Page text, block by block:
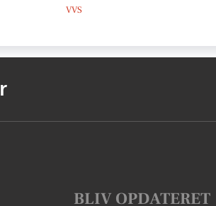
VVS
BLIV OPDATERET